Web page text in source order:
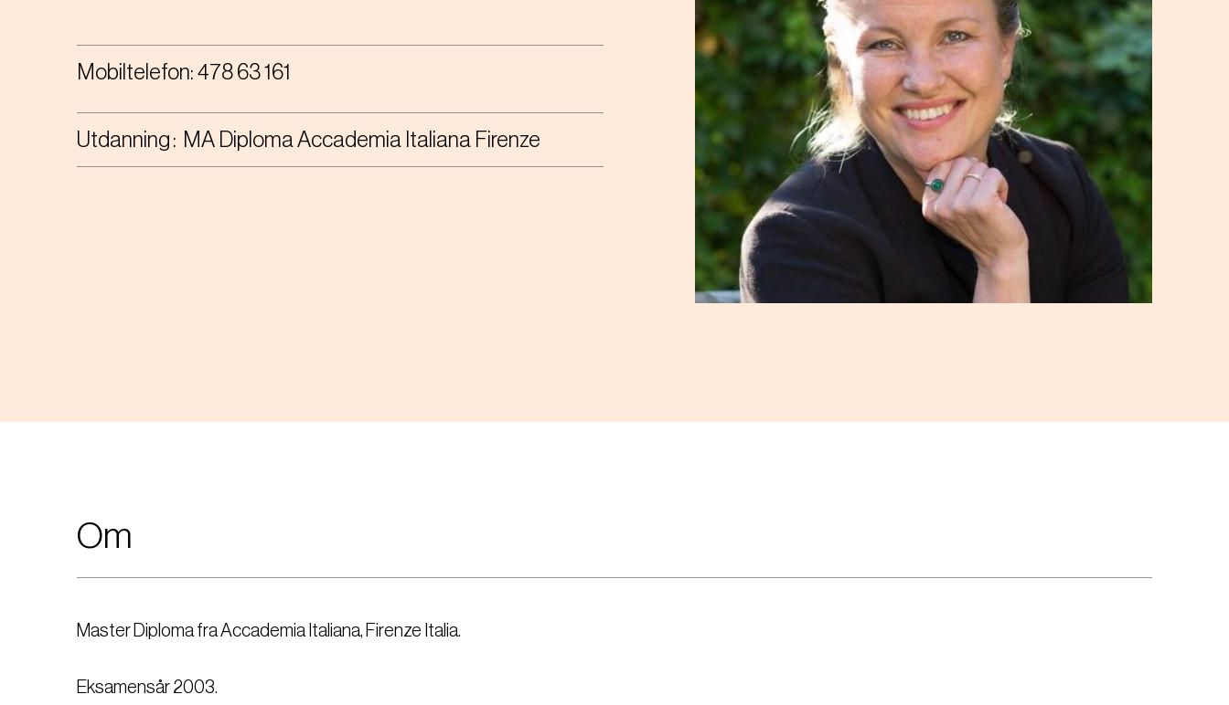
Mobiltelefon: 478 63 161
Utdanning MA Diploma Accademia Italiana Firenze
Om
Master Diploma fra Accademia Italiana, Firenze Italia.
Eksamensår 2003.